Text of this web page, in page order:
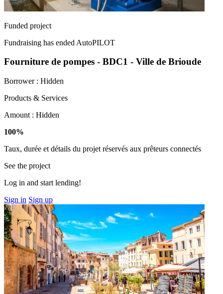
Funded project
Fundraising has ended AutoPILOT
Fourniture de pompes - BDC1 - Ville de Brioude
Borrower : Hidden
Products & Services
Amount : Hidden
100%
Taux, durée et détails du projet réservés aux prêteurs connectés
See the project
Log in and start lending!
Sign in Sign up